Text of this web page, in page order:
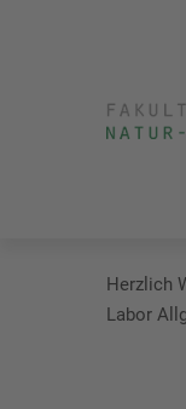
Herzlich
Labor